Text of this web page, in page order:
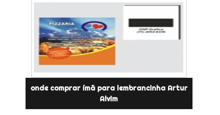
onde comprar ímã para lembrancinha Artur
Alvim